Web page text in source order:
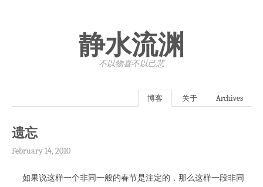
静水流渊
不以物喜·不以己悲
博客 关于 Archives
遗忘
February 14, 2010
如果说这样一个非同一般的春节是注定的，那么这样一段非同